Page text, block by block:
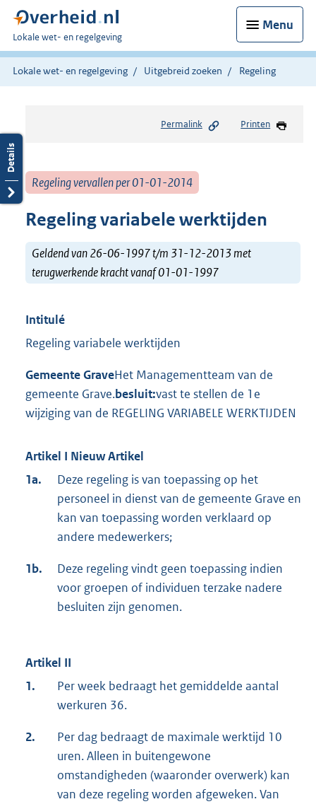
Menu
U
bent
hier:
Lokale wet- en regelgeving
Lokale wet- en regelgeving Uitgebreid zoeken Regeling
Permalink Printen
Regeling vervallen per 01-01-2014
Regeling variabele werktijden
Geldend van 26-06-1997 t/m 31-12-2013 met
terugwerkende kracht vanaf 01-01-1997
Intitulé
Regeling variabele werktijden
Gemeente GraveHet Managementteam van de
gemeente Grave.besluit:vast te stellen de 1e
wijziging van de REGELING VARIABELE WERKTIJDEN
Artikel I Nieuw Artikel
1a.
Deze regeling is van toepassing op het
personeel in dienst van de gemeente Grave en
kan van toepassing worden verklaard op
andere medewerkers;
1b.
Deze regeling vindt geen toepassing indien
voor groepen of individuen terzake nadere
besluiten zijn genomen.
Artikel II
1.
Per week bedraagt het gemiddelde aantal
werkuren 36.
2.
Per dag bedraagt de maximale werktijd 10
uren. Alleen in buitengewone
omstandigheden (waaronder overwerk) kan
van deze regeling worden afgeweken. Van